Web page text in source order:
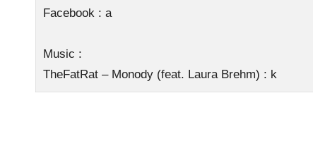
Facebook : a
Music :
TheFatRat – Monody (feat. Laura Brehm) : k